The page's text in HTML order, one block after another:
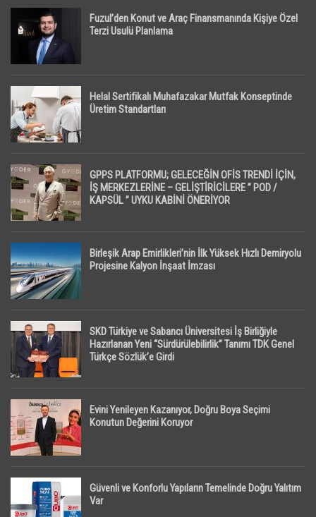
Fuzul’den Konut ve Araç Finansmanında Kişiye Özel
Terzi Usulü Planlama
Helal Sertifikalı Muhafazakar Mutfak Konseptinde
Üretim Standartları
GPPS PLATFORMU; GELECEĞİN OFİS TRENDİ İÇİN,
İŞ MERKEZLERİNE – GELİŞTİRİCİLERE ” POD /
KAPSÜL ” UYKU KABİNİ ÖNERİYOR
Birleşik Arap Emirlikleri’nin İlk Yüksek Hızlı Demiryolu
Projesine Kalyon İnşaat İmzası
SKD Türkiye ve Sabancı Üniversitesi İş Birliğiyle
Hazırlanan Yeni “Sürdürülebilirlik” Tanımı TDK Genel
Türkçe Sözlük’e Girdi
Evini Yenileyen Kazanıyor, Doğru Boya Seçimi
Konutun Değerini Koruyor
Güvenli ve Konforlu Yapıların Temelinde Doğru Yalıtım
Var